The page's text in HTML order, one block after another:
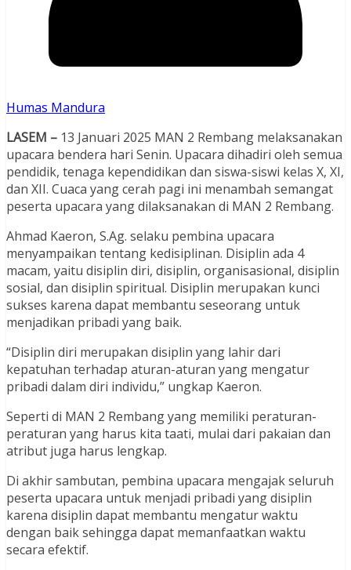
Humas Mandura
LASEM – 13 Januari 2025 MAN 2 Rembang melaksanakan
upacara bendera hari Senin. Upacara dihadiri oleh semua
pendidik, tenaga kependidikan dan siswa-siswi kelas X, XI,
dan XII. Cuaca yang cerah pagi ini menambah semangat
peserta upacara yang dilaksanakan di MAN 2 Rembang.
Ahmad Kaeron, S.Ag. selaku pembina upacara
menyampaikan tentang kedisiplinan. Disiplin ada 4
macam, yaitu disiplin diri, disiplin, organisasional, disiplin
sosial, dan disiplin spiritual. Disiplin merupakan kunci
sukses karena dapat membantu seseorang untuk
menjadikan pribadi yang baik.
“Disiplin diri merupakan disiplin yang lahir dari
kepatuhan terhadap aturan-aturan yang mengatur
pribadi dalam diri individu,” ungkap Kaeron.
Seperti di MAN 2 Rembang yang memiliki peraturan-
peraturan yang harus kita taati, mulai dari pakaian dan
atribut juga harus lengkap.
Di akhir sambutan, pembina upacara mengajak seluruh
peserta upacara untuk menjadi pribadi yang disiplin
karena disiplin dapat membantu mengatur waktu
dengan baik sehingga dapat memanfaatkan waktu
secara efektif.